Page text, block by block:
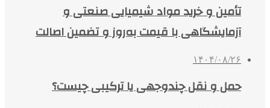
تأمین و خرید مواد شیمیایی صنعتی و
آزمایشگاهی با قیمت به‌روز و تضمین اصالت
۱۴۰۴/۰۸/۲۶
حمل و نقل چندوجهی یا ترکیبی چیست؟